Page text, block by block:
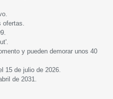
y pueden demorar unos 40
15 de julio de 2026.
de 2031.